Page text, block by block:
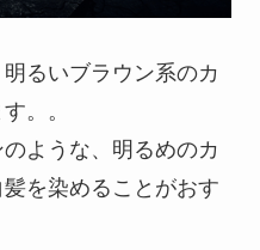
るいブラウン系のカ
。。
ような、明るめのカ
を染めることがおす